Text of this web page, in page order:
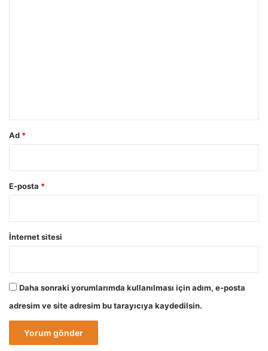
Ad *
E-posta *
İnternet sitesi
Daha sonraki yorumlarımda kullanılması için adım, e-posta
adresim ve site adresim bu tarayıcıya kaydedilsin.